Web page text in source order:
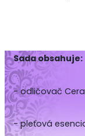
Sada obsahuje:
- odličovač
- pleťová